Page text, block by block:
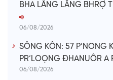
BHA LẦNG LÂNG BHRỢ
06/08/2026
SÔNG KÔN: 57 P’NONG
PR’LOỌNG ĐHANUÔR A
06/08/2026